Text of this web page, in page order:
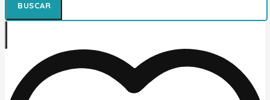
BUSCAR